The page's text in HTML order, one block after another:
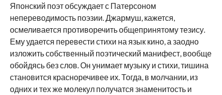
Японский поэт обсуждает с Патерсоном
непереводимость поэзии. Джармуш, кажется,
осмеливается противоречить общепринятому тезису.
Ему удается перевести стихи на язык кино, а заодно
изложить собственный поэтический манифест, вообще
обойдясь без слов. Он унимает музыку и стихи, тишина
становится красноречивее их. Тогда, в молчании, из
одних и тех же молекул получатся знаменитость и